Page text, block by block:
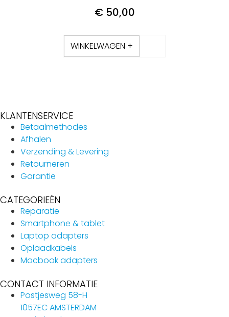
€50,00
WINKELWAGEN +
KLANTENSERVICE
Betaalmethodes
Afhalen
Verzending & Levering
Retourneren
Garantie
CATEGORIEËN
Reparatie
Smartphone & tablet
Laptop adapters
Oplaadkabels
Macbook adapters
CONTACT INFORMATIE
Postjesweg 58-H
1057EC AMSTERDAM